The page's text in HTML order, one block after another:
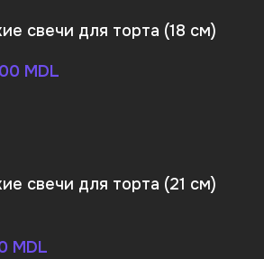
свечи для торта (18 см)
MDL
свечи для торта (21 см)
MDL